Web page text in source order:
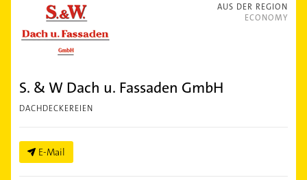
AUS DER REGION
ECONOMY
S. & W Dach u. Fassaden GmbH
DACHDECKEREIEN
E-Mail